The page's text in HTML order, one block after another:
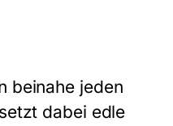
beinahe jeden
dabei edle